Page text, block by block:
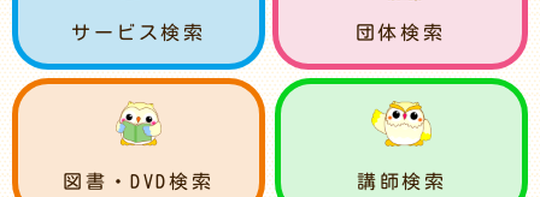
サービス検索 団体検索
図書・DVD検索 講師検索